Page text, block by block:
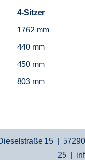
4-Sitzer
1762 mm
440 mm
450 mm
803 mm
15 |
25 |